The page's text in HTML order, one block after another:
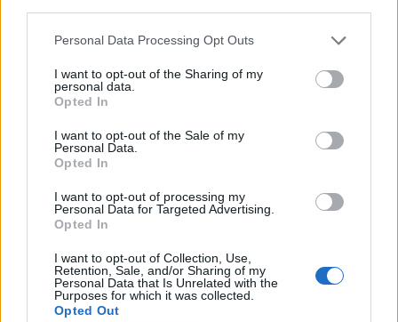
Personal Data Processing Opt Outs
I want to opt-out of the Sharing of my
personal data.
Opted In
I want to opt-out of the Sale of my
Personal Data.
Opted In
I want to opt-out of processing my
Personal Data for Targeted Advertising.
Opted In
I want to opt-out of Collection, Use,
Retention, Sale, and/or Sharing of my
Personal Data that Is Unrelated with the
Purposes for which it was collected.
Opted Out
(2013-2015), Αντιπρόεδρος του Ινστιτούτου
«Εξάντας» (2013-2015), Γενικός Γραμματέας
του Δήμου Αλεξανδρούπολης (2011-2013),
Αντιπρόεδρος της Πανελλήνιας Ένωσης
Γενικών Γραμματέων «Κλεισθένης» (2011-
2013), Πρόεδρος παραρτήματος Έβρου της
Τεχνικός Σύμβουλος της Τ.Ε.Δ.Κ. Νομού
Προσωπικού και Ελέγχου σε μεγάλο
τουριστικό όμιλο (2004-2007). Στην